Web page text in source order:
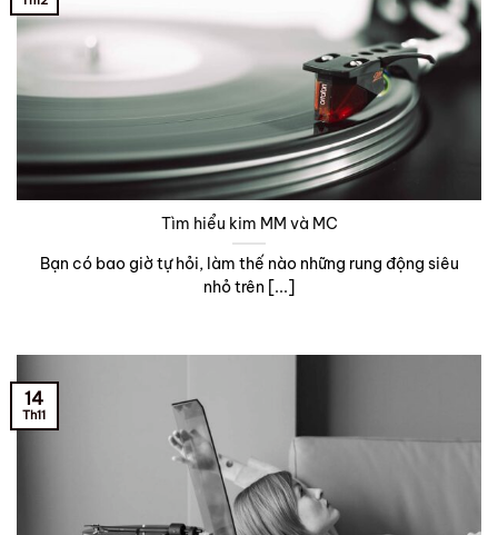
Tìm hiểu kim MM và MC
Bạn có bao giờ tự hỏi, làm thế nào những rung động siêu
nhỏ trên [...]
14
Th11